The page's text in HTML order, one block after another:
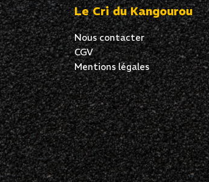
Le Cri du Kangourou
Nous contacter
CGV
Mentions légales